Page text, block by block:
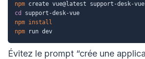
npm create vue@latest support-desk-
cd
npm install
npm
Évitez le prompt “crée une